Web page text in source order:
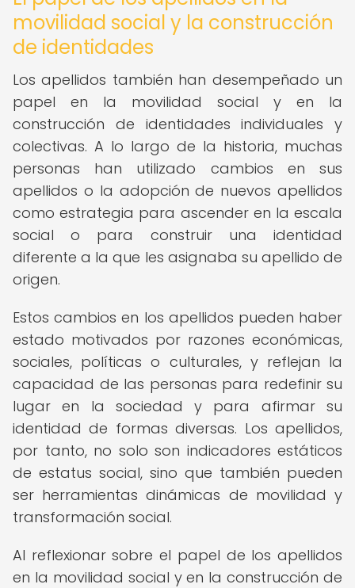
movilidad social y la construcción
de identidades
Los apellidos también han desempeñado un
papel en la movilidad social y en la
construcción de identidades individuales y
colectivas. A lo largo de la historia, muchas
personas han utilizado cambios en sus
apellidos o la adopción de nuevos apellidos
como estrategia para ascender en la escala
social o para construir una identidad
diferente a la que les asignaba su apellido de
origen.
Estos cambios en los apellidos pueden haber
estado motivados por razones económicas,
sociales, políticas o culturales, y reflejan la
capacidad de las personas para redefinir su
lugar en la sociedad y para afirmar su
identidad de formas diversas. Los apellidos,
por tanto, no solo son indicadores estáticos
de estatus social, sino que también pueden
ser herramientas dinámicas de movilidad y
transformación social.
Al reflexionar sobre el papel de los apellidos
en la movilidad social y en la construcción de